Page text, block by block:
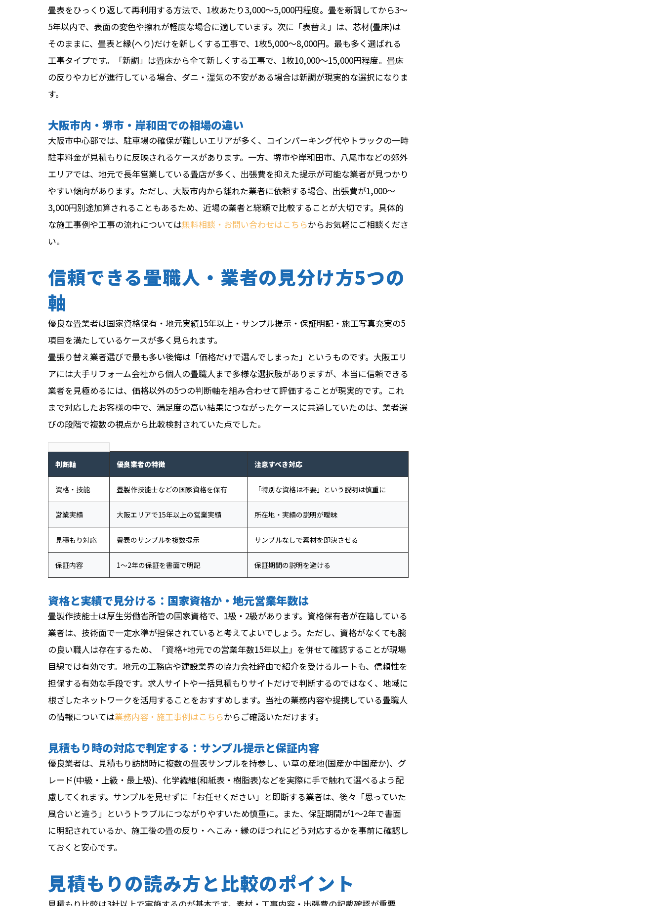
畳表をひっくり返して再利用する方法で、1枚あたり3,000〜5,000円程度。畳を新調してから3〜
5年以内で、表面の変色や擦れが軽度な場合に適しています。次に「表替え」は、芯材(畳床)は
そのままに、畳表と縁(へり)だけを新しくする工事で、1枚5,000〜8,000円。最も多く選ばれる
工事タイプです。「新調」は畳床から全て新しくする工事で、1枚10,000〜15,000円程度。畳床
の反りやカビが進行している場合、ダニ・湿気の不安がある場合は新調が現実的な選択になりま
す。
大阪市内・堺市・岸和田での相場の違い
大阪市中心部では、駐車場の確保が難しいエリアが多く、コインパーキング代やトラックの一時
駐車料金が見積もりに反映されるケースがあります。一方、堺市や岸和田市、八尾市などの郊外
エリアでは、地元で長年営業している畳店が多く、出張費を抑えた提示が可能な業者が見つかり
やすい傾向があります。ただし、大阪市内から離れた業者に依頼する場合、出張費が1,000〜
3,000円別途加算されることもあるため、近場の業者と総額で比較することが大切です。具体的
な施工事例や工事の流れについては無料相談・お問い合わせはこちらからお気軽にご相談くださ
い。
信頼できる畳職人・業者の見分け方5つの
軸
優良な畳業者は国家資格保有・地元実績15年以上・サンプル提示・保証明記・施工写真充実の5
項目を満たしているケースが多く見られます。
畳張り替え業者選びで最も多い後悔は「価格だけで選んでしまった」というものです。大阪エリ
アには大手リフォーム会社から個人の畳職人まで多様な選択肢がありますが、本当に信頼できる
業者を見極めるには、価格以外の5つの判断軸を組み合わせて評価することが現実的です。これ
まで対応したお客様の中で、満足度の高い結果につながったケースに共通していたのは、業者選
びの段階で複数の視点から比較検討されていた点でした。
判断軸 優良業者の特徴 注意すべき対応
資格・技能 畳製作技能士などの国家資格を保有 「特別な資格は不要」という説明は慎重に
営業実績 大阪エリアで15年以上の営業実績 所在地・実績の説明が曖昧
見積もり対応 畳表のサンプルを複数提示 サンプルなしで素材を即決させる
保証内容 1〜2年の保証を書面で明記 保証期間の説明を避ける
資格と実績で見分ける：国家資格か・地元営業年数は
畳製作技能士は厚生労働省所管の国家資格で、1級・2級があります。資格保有者が在籍している
業者は、技術面で一定水準が担保されていると考えてよいでしょう。ただし、資格がなくても腕
の良い職人は存在するため、「資格+地元での営業年数15年以上」を併せて確認することが現場
目線では有効です。地元の工務店や建設業界の協力会社経由で紹介を受けるルートも、信頼性を
担保する有効な手段です。求人サイトや一括見積もりサイトだけで判断するのではなく、地域に
根ざしたネットワークを活用することをおすすめします。当社の業務内容や提携している畳職人
の情報については業務内容・施工事例はこちらからご確認いただけます。
見積もり時の対応で判定する：サンプル提示と保証内容
優良業者は、見積もり訪問時に複数の畳表サンプルを持参し、い草の産地(国産か中国産か)、グ
レード(中級・上級・最上級)、化学繊維(和紙表・樹脂表)などを実際に手で触れて選べるよう配
慮してくれます。サンプルを見せずに「お任せください」と即断する業者は、後々「思っていた
風合いと違う」というトラブルにつながりやすいため慎重に。また、保証期間が1〜2年で書面
に明記されているか、施工後の畳の反り・へこみ・縁のほつれにどう対応するかを事前に確認し
ておくと安心です。
見積もりの読み方と比較のポイント